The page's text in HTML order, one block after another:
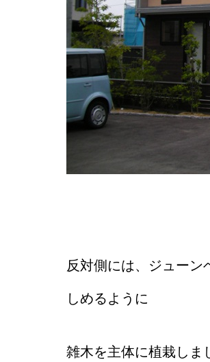
反対側には、ジュー
しめるように
雑木を主体に植栽しま